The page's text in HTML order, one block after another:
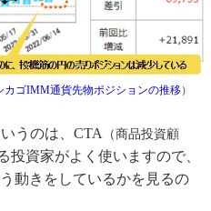
カゴIMM通貨先物ポジションの推移）
うのは、CTA
（商品投資顧
投資家がよく使いますので、
動きをしているかを見るの